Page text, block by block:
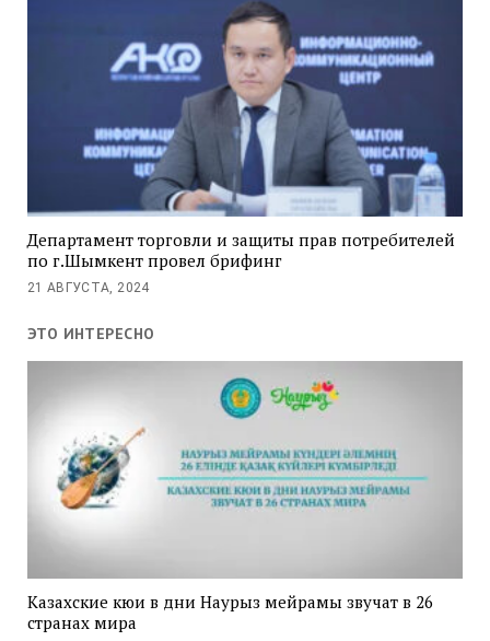
Департамент торговли и защиты прав потребителей
по г.Шымкент провел брифинг
21 АВГУСТА, 2024
ЭТО ИНТЕРЕСНО
Казахские кюи в дни Наурыз мейрамы звучат в 26
странах мира